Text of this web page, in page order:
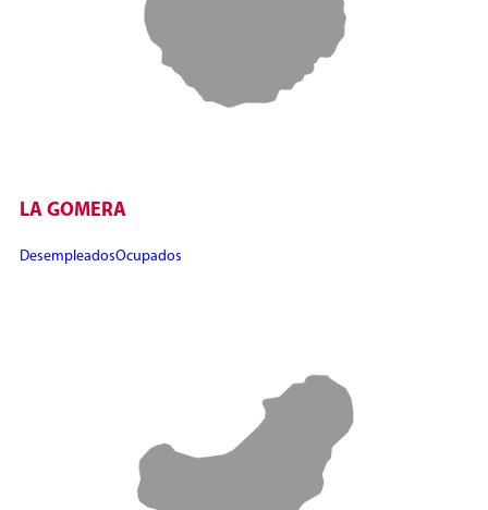
LA GOMERA
DesempleadosOcupados